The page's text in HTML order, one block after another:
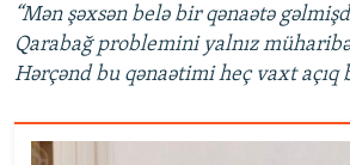
“Mən şəxsən belə bir qənaətə
Qarabağ problemini yalnız
Hərçənd bu qənaətimi heç vaxt açıq